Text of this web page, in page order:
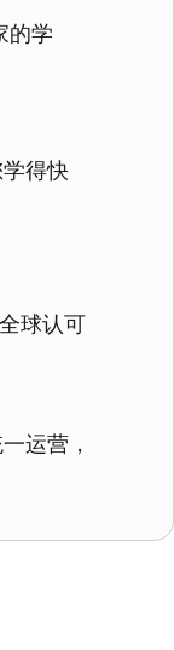
的学
得快
球认可
运营，